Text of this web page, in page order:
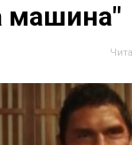
машина"